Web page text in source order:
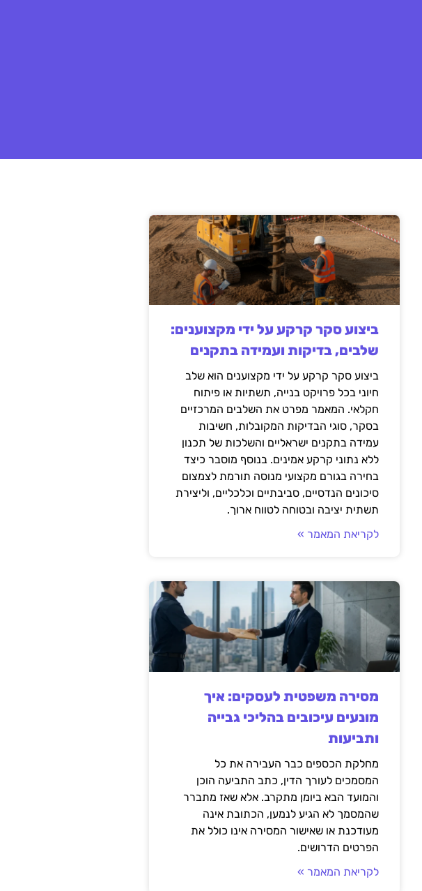
ביצוע סקר קרקע על ידי מקצוענים:
שלבים, בדיקות ועמידה בתקנים
ביצוע סקר קרקע על ידי מקצוענים הוא שלב
חיוני בכל פרויקט בנייה, תשתיות או פיתוח
חקלאי. המאמר מפרט את השלבים המרכזיים
בסקר, סוגי הבדיקות המקובלות, חשיבות
עמידה בתקנים ישראליים והשלכות של תכנון
ללא נתוני קרקע אמינים. בנוסף מוסבר כיצד
בחירה בגורם מקצועי מנוסה תורמת לצמצום
סיכונים הנדסיים, סביבתיים וכלכליים, וליצירת
תשתית יציבה ובטוחה לטווח ארוך.
לקריאת המאמר »
מסירה משפטית לעסקים: איך
מונעים עיכובים בהליכי גבייה
ותביעות
מחלקת הכספים כבר העבירה את כל
המסמכים לעורך הדין, כתב התביעה הוכן
והמועד הבא ביומן מתקרב. אלא שאז מתברר
שהמסמך לא הגיע לנמען, הכתובת אינה
מעודכנת או שאישור המסירה אינו כולל את
הפרטים הדרושים.
לקריאת המאמר »